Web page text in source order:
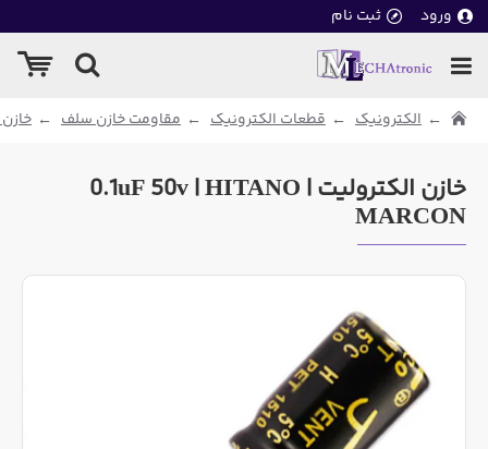
ورود ثبت نام
الکترونیک قطعات الکترونیک مقاومت خازن سلف
خازن الکترولیت 0.1uF 50v | HITANO |
MARCON